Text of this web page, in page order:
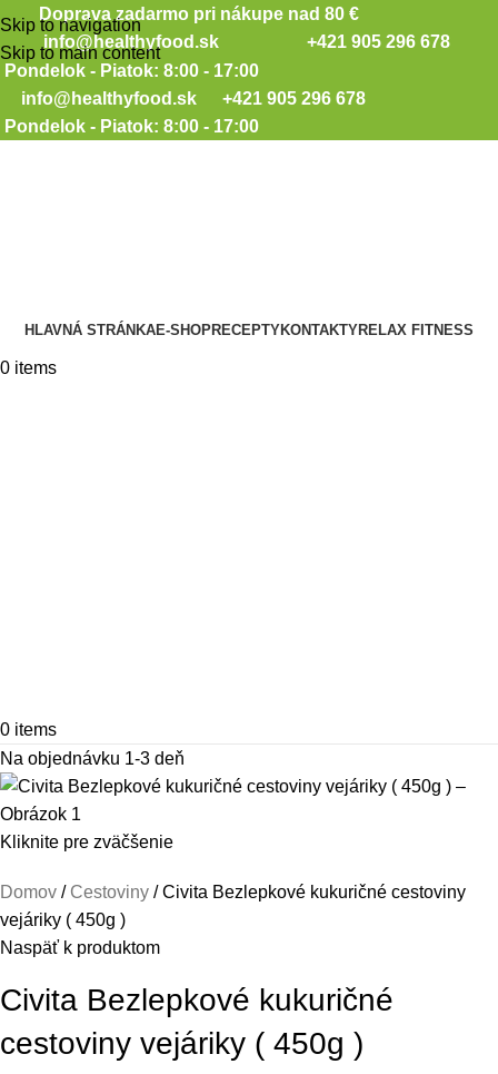
Skip to navigation
Skip to main content
Doprava zadarmo pri nákupe nad 80 €
info@healthyfood.sk
+421 905 296 678
Pondelok - Piatok: 8:00 - 17:00
info@healthyfood.sk
+421 905 296 678
Pondelok - Piatok: 8:00 - 17:00
HLAVNÁ STRÁNKAE-SHOPRECEPTYKONTAKTYRELAX FITNESS
0 items
0 items
Na objednávku 1-3 deň
Kliknite pre zväčšenie
Domov Cestoviny
Civita Bezlepkové kukuričné cestoviny
vejáriky ( 450g )
Naspäť k produktom
Civita Bezlepkové kukuričné
cestoviny vejáriky ( 450g )